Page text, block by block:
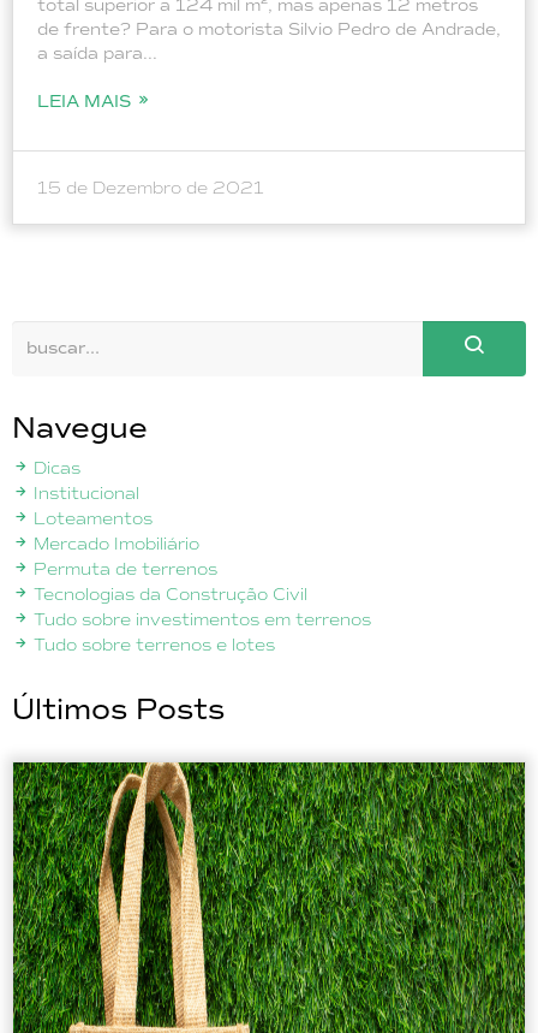
total superior a 124 mil m², mas apenas 12 metros
de frente? Para o motorista Silvio Pedro de Andrade,
a saída para...
LEIA MAIS
15 de Dezembro de 2021
Navegue
Dicas
Institucional
Loteamentos
Mercado Imobiliário
Permuta de terrenos
Tecnologias da Construção Civil
Tudo sobre investimentos em terrenos
Tudo sobre terrenos e lotes
Últimos Posts